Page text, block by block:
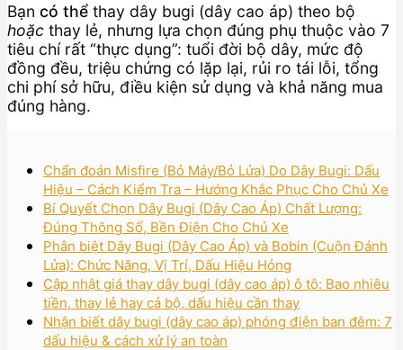
Bạn có thể thay dây bugi (dây cao áp) theo bộ
hoặc thay lẻ, nhưng lựa chọn đúng phụ thuộc vào 7
tiêu chí rất “thực dụng”: tuổi đời bộ dây, mức độ
đồng đều, triệu chứng có lặp lại, rủi ro tái lỗi, tổng
chi phí sở hữu, điều kiện sử dụng và khả năng mua
đúng hàng.
Chẩn đoán Misfire (Bỏ Máy/Bỏ Lửa) Do Dây Bugi: Dấu
Hiệu – Cách Kiểm Tra – Hướng Khắc Phục Cho Chủ Xe
Bí Quyết Chọn Dây Bugi (Dây Cao Áp) Chất Lượng:
Đúng Thông Số, Bền Điện Cho Chủ Xe
Phân biệt Dây Bugi (Dây Cao Áp) và Bobin (Cuộn Đánh
Lửa): Chức Năng, Vị Trí, Dấu Hiệu Hỏng
Cập nhật giá thay dây bugi (dây cao áp) ô tô: Bao nhiêu
tiền, thay lẻ hay cả bộ, dấu hiệu cần thay
Nhận biết dây bugi (dây cao áp) phóng điện ban đêm: 7
dấu hiệu & cách xử lý an toàn